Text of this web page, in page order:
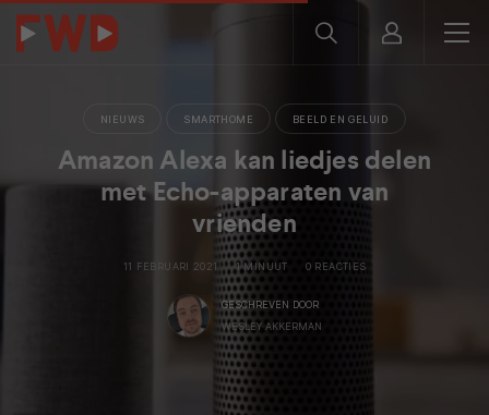
NIEUWS SMARTHOME BEELD EN GELUID
Amazon Alexa kan liedjes delen
met Echo-apparaten van
vrienden
11 FEBRUARI 2021 1 MINUUT 0 REACTIES
GESCHREVEN DOOR
WESLEY AKKERMAN